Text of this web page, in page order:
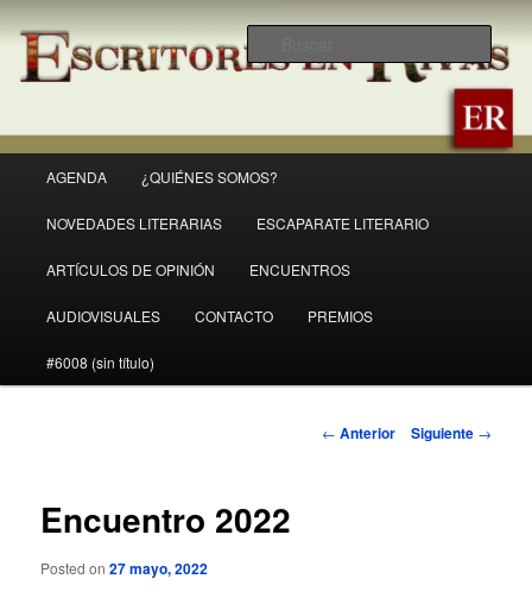
Ir
al
contenido
principal
Revista Escritores en Rivas
principal
AGENDA ¿QUIÉNES SOMOS?
NOVEDADES LITERARIAS ESCAPARATE LITERARIO
ARTÍCULOS DE OPINIÓN ENCUENTROS
AUDIOVISUALES CONTACTO PREMIOS
#6008 (sin título)
Navegación
← Anterior Siguiente →
Encuentro 2022
Posted on27 mayo, 2022